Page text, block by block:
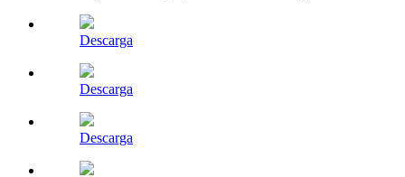
Descarga
Descarga
Descarga